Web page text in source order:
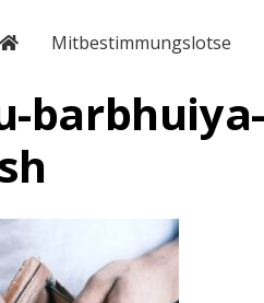
Mitbestimmungslotse
barbhuiya-